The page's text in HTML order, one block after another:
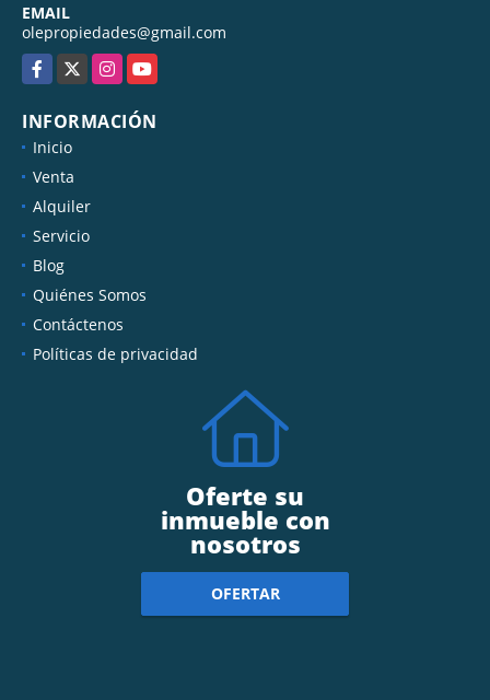
EMAIL
olepropiedades@gmail.com
Facebook
X InstagramYouTube
INFORMACIÓN
Inicio
Venta
Alquiler
Servicio
Blog
Quiénes Somos
Contáctenos
Políticas de privacidad
Oferte su
inmueble con
nosotros
OFERTAR